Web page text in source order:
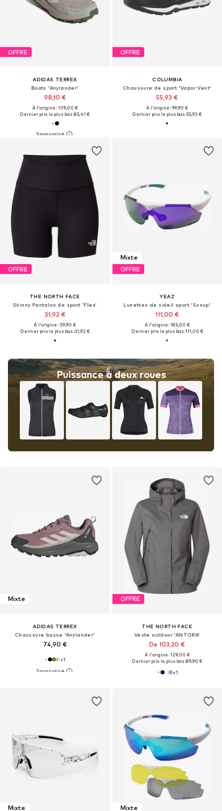
OFFRE
ADIDAS TERREX
Boots 'Anylander'
98,10 €
À l'origine : 109,00 €
Dernier prix le plus bas :85,41 €
OFFRE
COLUMBIA
Chaussure de sport 'Vapor Vent'
55,93 €
À l'origine : 99,90 €
Dernier prix le plus bas :55,93 €
OFFRE
THE NORTH FACE
Skinny Pantalon de sport 'Flex'
31,92 €
À l'origine : 39,90 €
Dernier prix le plus bas :31,92 €
Puissance à deux roues
Mixte
OFFRE
YEAZ
Lunettes de soleil sport 'Sunup'
111,00 €
À l'origine : 185,00 €
Dernier prix le plus bas :111,00 €
Mixte
ADIDAS TERREX
Chaussure basse 'Anylander'
74,90 €
+1
OFFRE
THE NORTH FACE
Veste outdoor 'ANTORA'
De 103,20 €
À l'origine : 129,00 €
Dernier prix le plus bas :89,90 €
+1
Mixte Mixte